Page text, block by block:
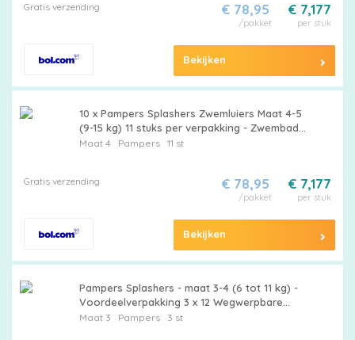
maat
Extra
korting
Gratis verzending € 7,177
per stuk
€ 78,95
/pakket
Bekijken
10 x Pampers Splashers Zwemluiers Maat 4-5
(9-15 kg) 11 stuks per verpakking - Zwembad -
Strand - Waterpark - Lekkage - Comfortabele
Maat 4 Pampers11 st
Gratis verzending € 7,177
per stuk
€ 78,95
/pakket
Bekijken
Pampers Splashers - maat 3-4 (6 tot 11 kg) -
Voordeelverpakking 3 x 12 Wegwerpbare
Zwemluiers
Maat 3 Pampers3 st